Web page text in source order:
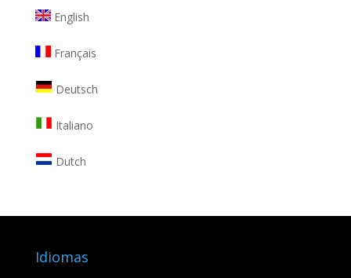
English
Français
Deutsch
Italiano
Dutch
Idiomas